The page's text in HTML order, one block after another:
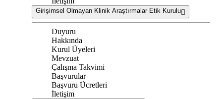
Girişimsel Olmayan Klinik Araştırmalar Etik Kurulu
Duyuru
Hakkında
Kurul Üyeleri
Mevzuat
Çalışma Takvimi
Başvurular
Başvuru Ücretleri
İletişim